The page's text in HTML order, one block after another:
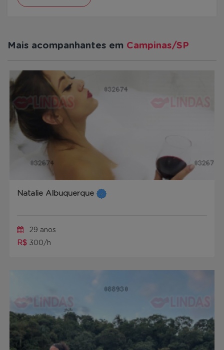
Mais acompanhantes em Campinas/SP
Natalie Albuquerque
29 anos
R$ 300/h